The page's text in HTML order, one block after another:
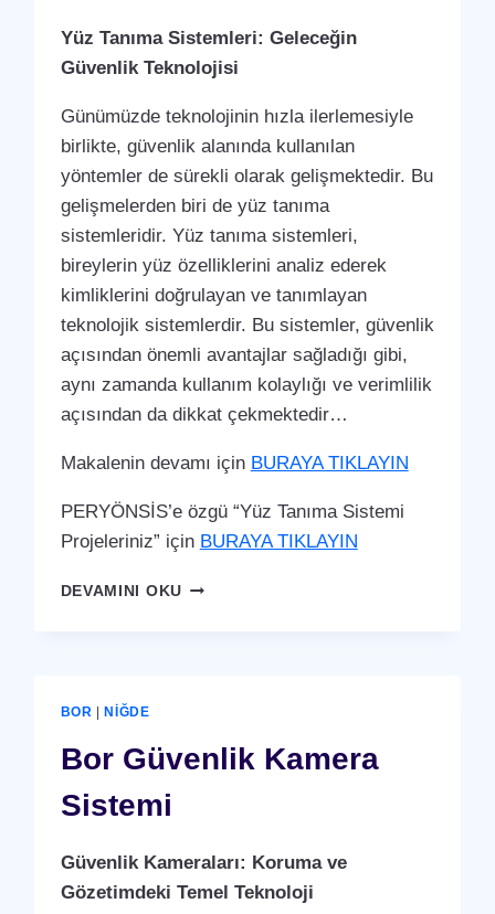
Yüz Tanıma Sistemleri: Geleceğin
Güvenlik Teknolojisi
Günümüzde teknolojinin hızla ilerlemesiyle
birlikte, güvenlik alanında kullanılan
yöntemler de sürekli olarak gelişmektedir. Bu
gelişmelerden biri de yüz tanıma
sistemleridir. Yüz tanıma sistemleri,
bireylerin yüz özelliklerini analiz ederek
kimliklerini doğrulayan ve tanımlayan
teknolojik sistemlerdir. Bu sistemler, güvenlik
açısından önemli avantajlar sağladığı gibi,
aynı zamanda kullanım kolaylığı ve verimlilik
açısından da dikkat çekmektedir…
Makalenin devamı için BURAYA TIKLAYIN
PERYÖNSİS’e özgü “Yüz Tanıma Sistemi
Projeleriniz” için BURAYA TIKLAYIN
DEVAMINI OKUBOR
BOR NIĞDE
Bor Güvenlik Kamera
Sistemi
Güvenlik Kameraları: Koruma ve
Gözetimdeki Temel Teknoloji